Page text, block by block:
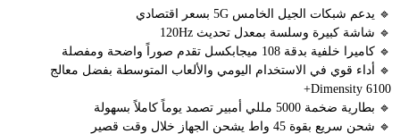
🔹 يدعم شبكات الجيل الخامس 5G بسعر اقتصادي
🔹 شاشة كبيرة وسلسة بمعدل تحديث 120Hz
🔹 كاميرا خلفية بدقة 108 ميجابكسل تقدم صوراً واضحة ومفصلة
🔹 أداء قوي في الاستخدام اليومي والألعاب المتوسطة بفضل معالج
Dimensity 6100+
🔹 بطارية ضخمة 5000 مللي أمبير تصمد يوماً كاملاً بسهولة
🔹 شحن سريع بقوة 45 واط يشحن الجهاز خلال وقت قصير